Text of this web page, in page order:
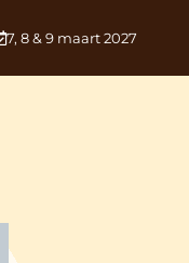
7, 8 & 9 maart 2027